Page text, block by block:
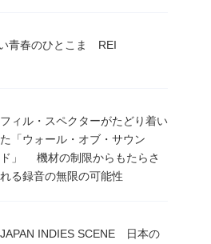
青春のひとこま REI
フィル・スペクターがたどり着い
た「ウォール・オブ・サウン
ド」 機材の制限からもたらさ
れる録音の無限の可能性
JAPAN INDIES SCENE 日本の